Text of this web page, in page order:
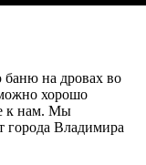
на дровах во
хорошо
к нам. Мы
города Владимира